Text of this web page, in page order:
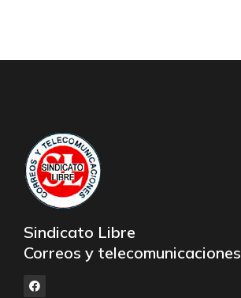
Sindicato Libre
Correos y telecomunicaciones